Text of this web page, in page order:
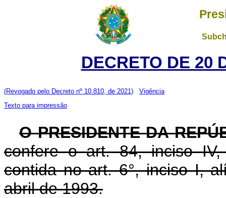
DECRETO DE 20
(Revogado pelo Decreto nº 10.810, de 2021)
Vigência
Texto para impressão
O PRESIDENTE DA
confere o art. 84, inciso
contida no art. 6°, inciso I,
abril de 1993.